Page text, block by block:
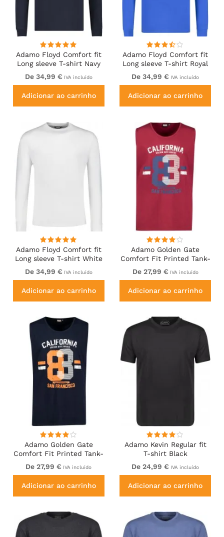
Adamo Floyd Comfort fit
Long sleeve T-shirt Navy
De 34,99 € IVA incluído
Adicionar ao carrinho
Adamo Floyd Comfort fit
Long sleeve T-shirt Royal
Blue
De 34,99 € IVA incluído
Adicionar ao carrinho
Adamo Floyd Comfort fit
Long sleeve T-shirt White
De 34,99 € IVA incluído
Adicionar ao carrinho
Adamo Golden Gate
Comfort Fit Printed Tank-
top Burgundy
De 27,99 € IVA incluído
Adicionar ao carrinho
Adamo Golden Gate
Comfort Fit Printed Tank-
top Navy
De 27,99 € IVA incluído
Adicionar ao carrinho
Adamo Kevin Regular fit
T-shirt Black
De 24,99 € IVA incluído
Adicionar ao carrinho